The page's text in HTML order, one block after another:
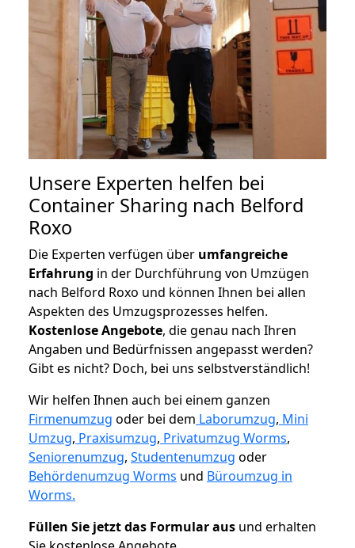
Unsere Experten helfen bei
Container Sharing nach Belford
Roxo
Die Experten verfügen über umfangreiche
Erfahrung in der Durchführung von Umzügen
nach Belford Roxo und können Ihnen bei allen
Aspekten des Umzugsprozesses helfen.
Kostenlose Angebote, die genau nach Ihren
Angaben und Bedürfnissen angepasst werden?
Gibt es nicht? Doch, bei uns selbstverständlich!
Wir helfen Ihnen auch bei einem ganzen
Firmenumzug oder bei dem Laborumzug, Mini
Umzug, Praxisumzug, Privatumzug Worms,
Seniorenumzug, Studentenumzug oder
Behördenumzug Worms und Büroumzug in
Worms.
Füllen Sie jetzt das Formular aus und erhalten